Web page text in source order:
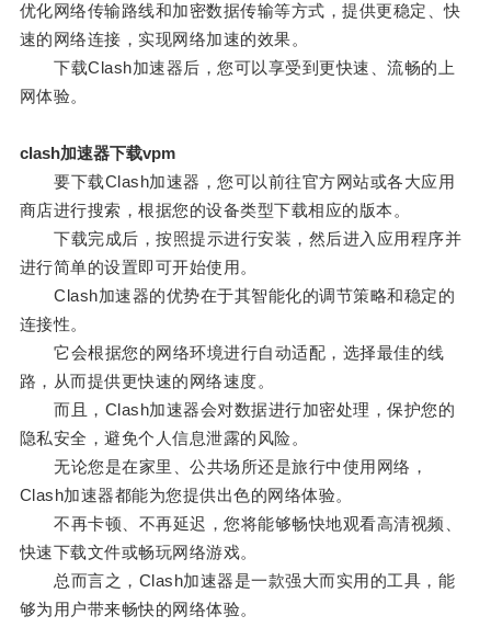
优化网络传输路线和加密数据传输等方式，提供更稳定、快
速的网络连接，实现网络加速的效果。
下载Clash加速器后，您可以享受到更快速、流畅的上
网体验。
clash加速器下载vpm
要下载Clash加速器，您可以前往官方网站或各大应用
商店进行搜索，根据您的设备类型下载相应的版本。
下载完成后，按照提示进行安装，然后进入应用程序并
进行简单的设置即可开始使用。
Clash加速器的优势在于其智能化的调节策略和稳定的
连接性。
它会根据您的网络环境进行自动适配，选择最佳的线
路，从而提供更快速的网络速度。
而且，Clash加速器会对数据进行加密处理，保护您的
隐私安全，避免个人信息泄露的风险。
无论您是在家里、公共场所还是旅行中使用网络，
Clash加速器都能为您提供出色的网络体验。
不再卡顿、不再延迟，您将能够畅快地观看高清视频、
快速下载文件或畅玩网络游戏。
总而言之，Clash加速器是一款强大而实用的工具，能
够为用户带来畅快的网络体验。